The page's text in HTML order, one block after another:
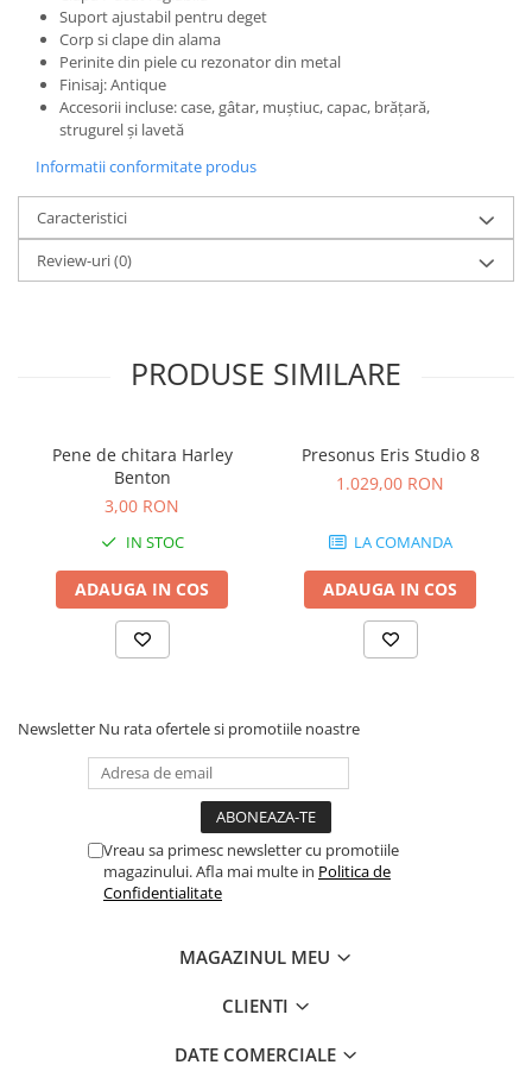
Monitoare de studio
Pop filtre
Preamplificatoare
Protectii antifonice pentru urechi
Rack studio
Recordere portabile
Sintetizatoare
Standuri si stative de monitoare
Lumini si efecte
Cabluri de Alimentare
Case-uri de lumini
Comenzi si controllere
Ecrane LED
Efecte de lumini
Masini de fum si ceata
Moving Head-uri
Proiectoare
Scene şi Ring-uri de Dans
Stative si schela lumini
Instrumente Muzicale
Suport ajustabil pentru deget
Corp si clape din alama
Perinite din piele cu rezonator din metal
Finisaj: Antique
Accesorii incluse: case, gâtar, muștiuc, capac, brățară,
strugurel și lavetă
Informatii conformitate produs
Caracteristici
Review-uri(0)
PRODUSE SIMILARE
Pene de chitara Harley
Benton
3,00 RON
IN STOC
ADAUGA IN COS
Presonus Eris Studio 8
1.029,00 RON
LA COMANDA
ADAUGA IN COS
Newsletter Nu rata ofertele si promotiile noastre
Vreau sa primesc newsletter cu promotiile
magazinului. Afla mai multe in Politica de
Confidentialitate
MAGAZINUL MEU
CLIENTI
DATE COMERCIALE